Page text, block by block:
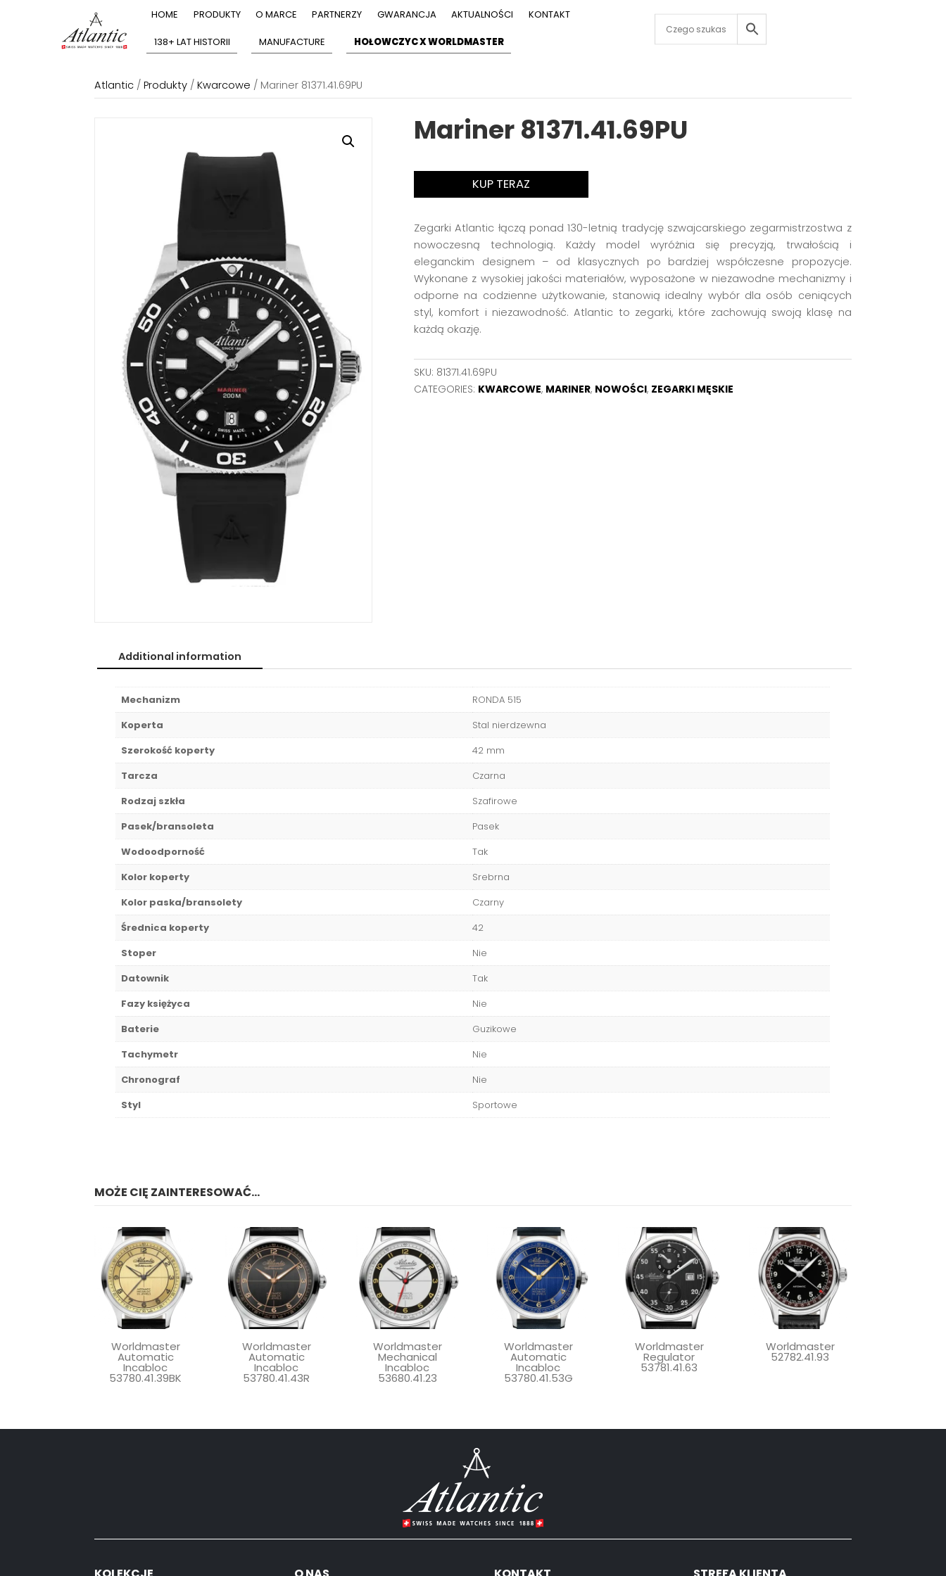
HOME PRODUKTY O MARCE PARTNERZY GWARANCJA AKTUALNOŚCI KONTAKT
138+ LAT HISTORII MANUFACTURE HOŁOWCZYC X WORLDMASTER
Atlantic /Produkty /Kwarcowe / Mariner 81371.41.69PU
Mariner 81371.41.69PU
KUP TERAZ
Zegarki Atlantic łączą ponad 130-letnią tradycję szwajcarskiego zegarmistrzostwa z
nowoczesną technologią. Każdy model wyróżnia się precyzją, trwałością i
eleganckim designem – od klasycznych po bardziej współczesne propozycje.
Wykonane z wysokiej jakości materiałów, wyposażone w niezawodne mechanizmy i
odporne na codzienne użytkowanie, stanowią idealny wybór dla osób ceniących
styl, komfort i niezawodność. Atlantic to zegarki, które zachowują swoją klasę na
każdą okazję.
SKU: 81371.41.69PU
CATEGORIES: KWARCOWE, MARINER, NOWOŚCI, ZEGARKI MĘSKIE
Additional information
Mechanizm
RONDA 515
Koperta
Stal nierdzewna
Szerokość koperty
42 mm
Tarcza
Czarna
Rodzaj szkła
Szafirowe
Pasek/bransoleta
Pasek
Wodoodporność
Tak
Kolor koperty
Srebrna
Kolor paska/bransolety
Czarny
Średnica koperty
42
Stoper
Nie
Datownik
Tak
Fazy księżyca
Nie
Baterie
Guzikowe
Tachymetr
Nie
Chronograf
Nie
Styl
Sportowe
MOŻE CIĘ ZAINTERESOWAĆ...
Worldmaster
Automatic
Incabloc
53780.41.39BK
Worldmaster
Automatic
Incabloc
53780.41.43R
Worldmaster
Mechanical
Incabloc
53680.41.23
Worldmaster
Automatic
Incabloc
53780.41.53G
Worldmaster
Regulator
53781.41.63
Worldmaster
52782.41.93